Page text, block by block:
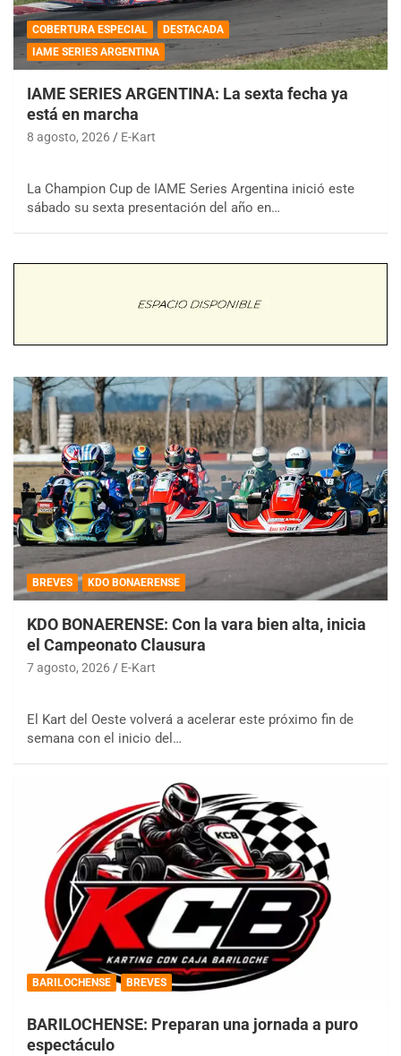
COBERTURA ESPECIAL
DESTACADA
IAME SERIES ARGENTINA
IAME SERIES ARGENTINA: La sexta fecha ya
está en marcha
8 agosto, 2026 E-Kart
La Champion Cup de IAME Series Argentina inició este
sábado su sexta presentación del año en…
BREVES KDO BONAERENSE
KDO BONAERENSE: Con la vara bien alta, inicia
el Campeonato Clausura
7 agosto, 2026 E-Kart
El Kart del Oeste volverá a acelerar este próximo fin de
semana con el inicio del…
BARILOCHENSE BREVES
BARILOCHENSE: Preparan una jornada a puro
espectáculo